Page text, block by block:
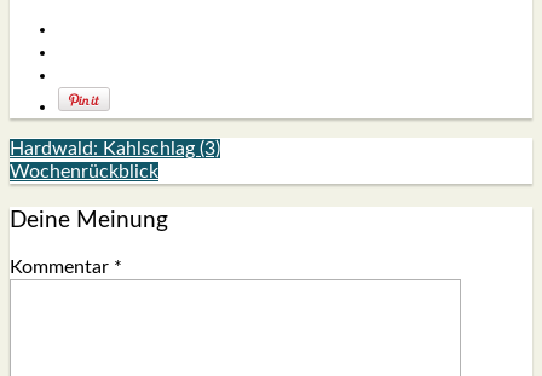
Hardwald: Kahlschlag (3)
Wochenrückblick
Deine Meinung
Kommentar *